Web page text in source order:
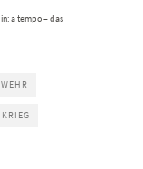
a tempo – das
KRIEG